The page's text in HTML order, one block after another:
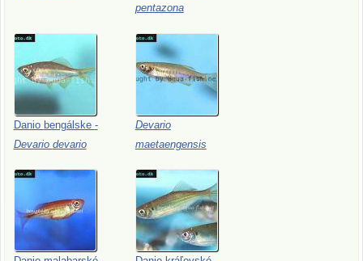
pentazona
Danio bengálske -
Devario devario
Devario
maetaengensis